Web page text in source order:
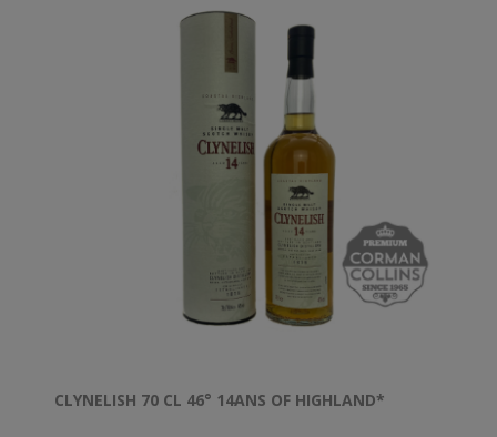
CLYNELISH 70 CL 46° 14ANS OF HIGHLAND*